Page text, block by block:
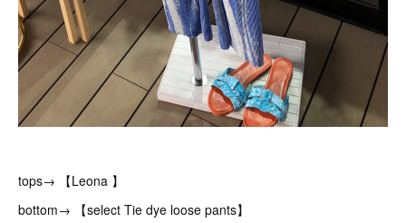
tops→ 【Leona 】
bottom→ 【select Tie dye loose pants】